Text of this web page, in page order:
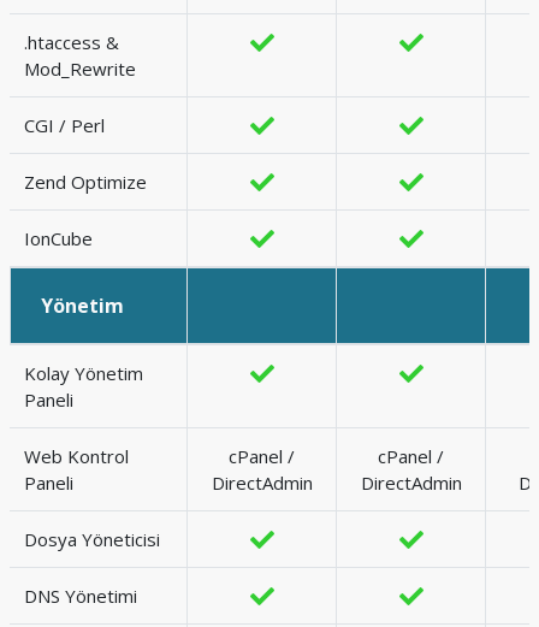
.htaccess &
Mod_Rewrite
CGI / Perl
Zend Optimize
IonCube
Yönetim
Kolay Yönetim
Paneli
Web Kontrol
Paneli
cPanel /
DirectAdmin
cPanel /
DirectAdmin
Dosya Yöneticisi
DNS Yönetimi